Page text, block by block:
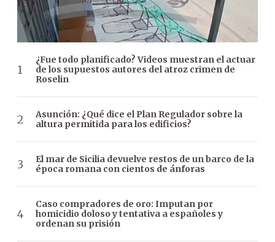
¿Fue todo planificado? Videos muestran el actuar
de los supuestos autores del atroz crimen de
Roselin
Asunción: ¿Qué dice el Plan Regulador sobre la
altura permitida para los edificios?
El mar de Sicilia devuelve restos de un barco de la
época romana con cientos de ánforas
Caso compradores de oro: Imputan por
homicidio doloso y tentativa a españoles y
ordenan su prisión